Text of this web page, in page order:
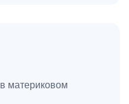
материковом